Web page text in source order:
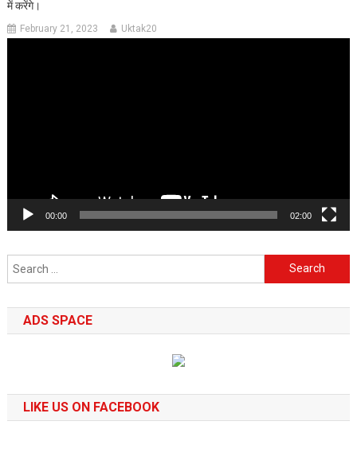
में करेंगे।
February 21, 2023 Uktak20
00:00 02:00
Search
for:
ADS SPACE
LIKE US ON FACEBOOK